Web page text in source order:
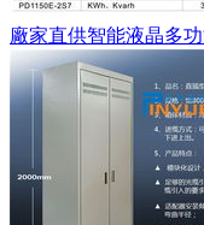
廠家直供智能液晶多功